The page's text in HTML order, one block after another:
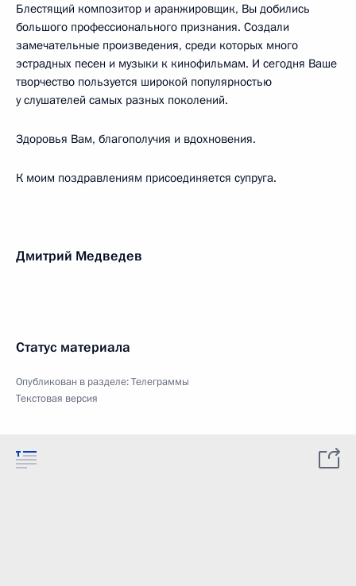
Блестящий композитор и аранжировщик, Вы добились
большого профессионального признания. Создали
замечательные произведения, среди которых много
эстрадных песен и музыки к кинофильмам. И сегодня Ваше
творчество пользуется широкой популярностью
у слушателей самых разных поколений.
Здоровья Вам, благополучия и вдохновения.
К моим поздравлениям присоединяется супруга.
Дмитрий Медведев
Статус материала
Опубликован в разделе:Телеграммы
Текстовая версия